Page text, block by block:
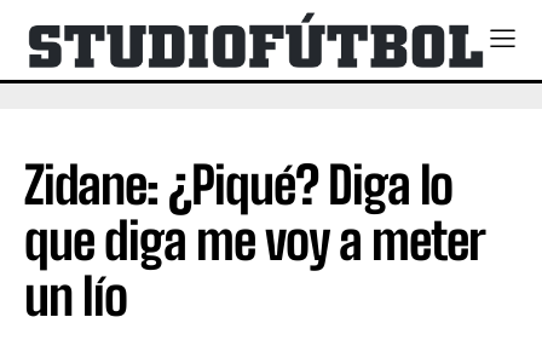
Zidane: ¿Piqué? Diga lo
que diga me voy a meter
un lío